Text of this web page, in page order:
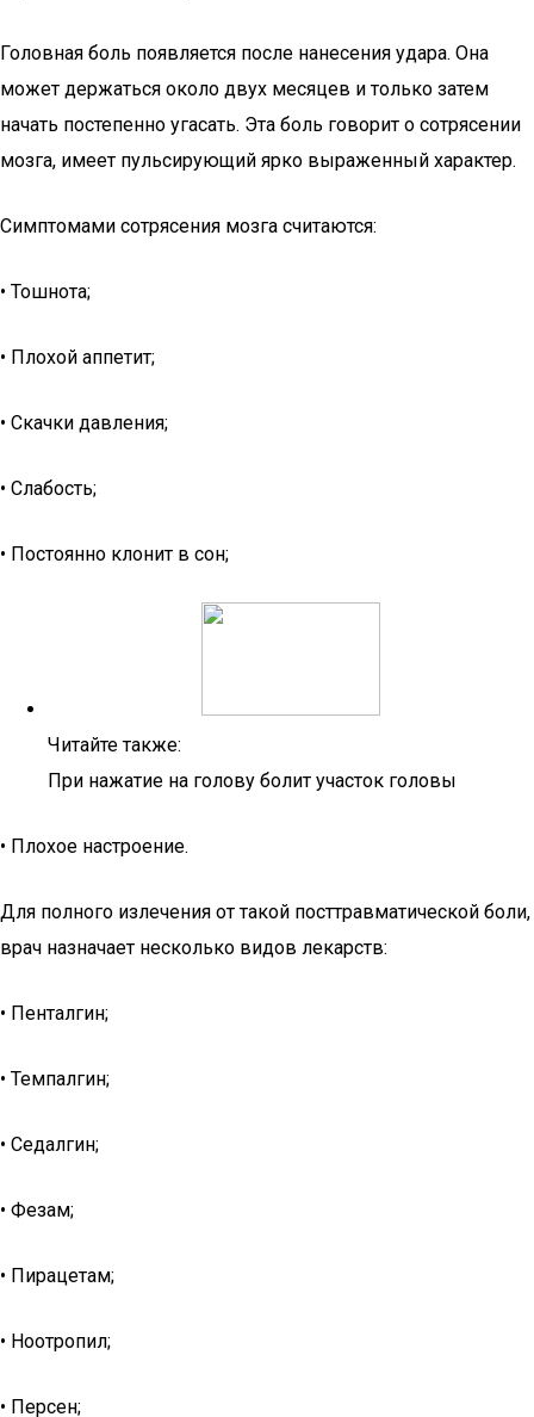
Головная боль появляется после нанесения удара. Она
может держаться около двух месяцев и только затем
начать постепенно угасать. Эта боль говорит о сотрясении
мозга, имеет пульсирующий ярко выраженный характер.
Симптомами сотрясения мозга считаются:
• Тошнота;
• Плохой аппетит;
• Скачки давления;
• Слабость;
• Постоянно клонит в сон;
Читайте также:
При нажатие на голову болит участок головы
• Плохое настроение.
Для полного излечения от такой посттравматической боли,
врач назначает несколько видов лекарств:
• Пенталгин;
• Темпалгин;
• Седалгин;
• Фезам;
• Пирацетам;
• Ноотропил;
• Персен;